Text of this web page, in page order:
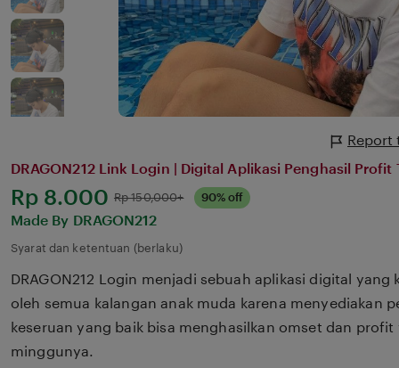
Report
DRAGON212 Link Login | Digital Aplikasi Penghasil Profit
Harga:
Rp 8.000 Normal:
Rp 150,000+ 90% off
Made By DRAGON212
Syarat dan ketentuan (berlaku)
DRAGON212 Login menjadi sebuah aplikasi digital
oleh semua kalangan anak muda karena menyediakan
keseruan yang baik bisa menghasilkan omset dan
minggunya.